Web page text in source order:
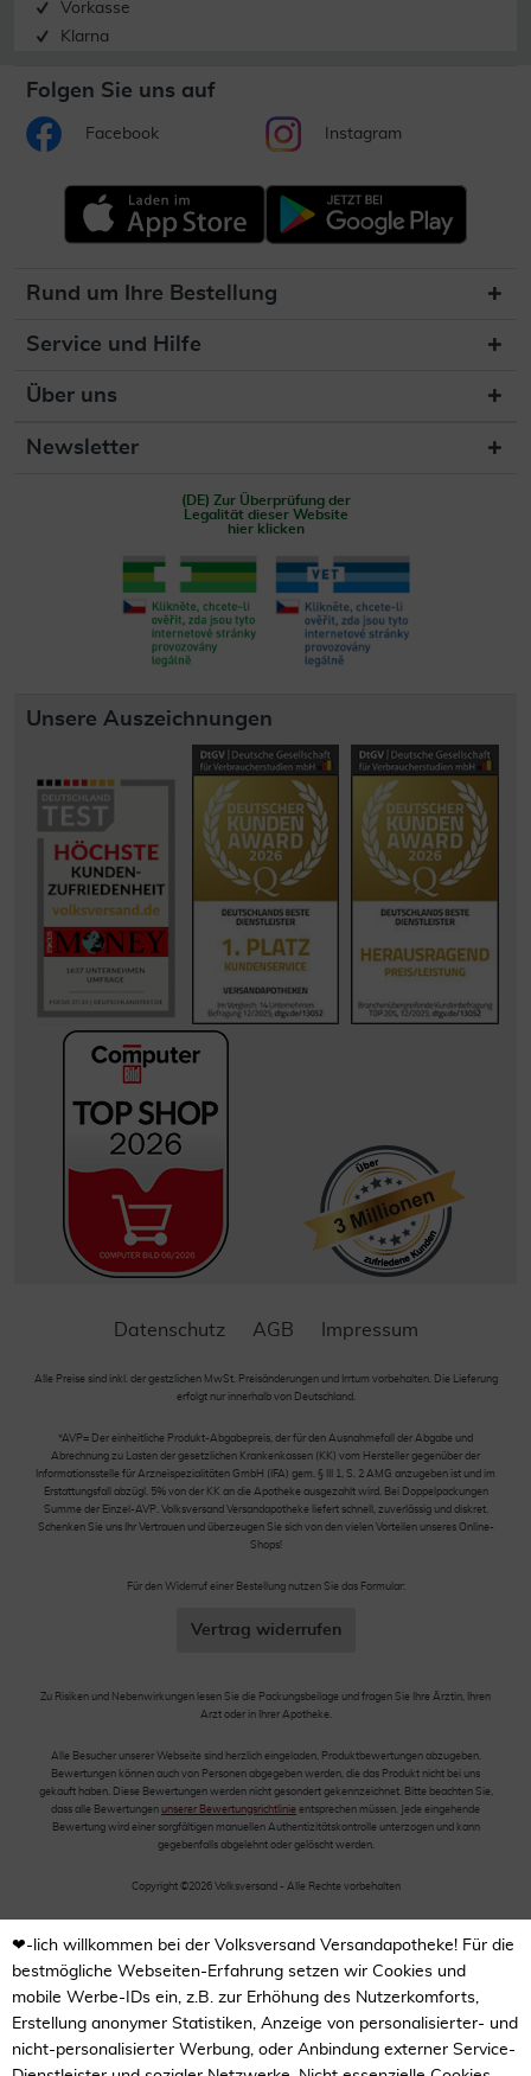
Vorkasse
Klarna
Folgen Sie uns auf
Facebook Instagram
Rund um Ihre Bestellung
Service und Hilfe
Über uns
Newsletter
(DE) Zur Überprüfung der
Legalität dieser Website
hier klicken
Unsere Auszeichnungen
Datenschutz AGB Impressum
Alle Preise sind inkl. der gestzlichen MwSt. Preisänderungen und Irrtum vorbehalten. Die Lieferung
erfolgt nur innerhalb von Deutschland.
*AVP= Der einheitliche Produkt-Abgabepreis, der für den Ausnahmefall der Abgabe und
Abrechnung zu Lasten der gesetzlichen Krankenkassen (KK) vom Hersteller gegenüber der
Informationsstelle für Arzneispezialitäten GmbH (IFA) gem. § III 1, S. 2 AMG anzugeben ist und im
Erstattungsfall abzügl. 5% von der KK an die Apotheke ausgezahlt wird. Bei Doppelpackungen
Summe der Einzel-AVP. Volksversand Versandapotheke liefert schnell, zuverlässig und diskret.
Schenken Sie uns Ihr Vertrauen und überzeugen Sie sich von den vielen Vorteilen unseres Online-
Shops!
Für den Widerruf einer Bestellung nutzen Sie das Formular:
Vertrag widerrufen
Zu Risiken und Nebenwirkungen lesen Sie die Packungsbeilage und fragen Sie Ihre Ärztin, Ihren
Arzt oder in Ihrer Apotheke.
Alle Besucher unserer Webseite sind herzlich eingeladen, Produktbewertungen abzugeben.
Bewertungen können auch von Personen abgegeben werden, die das Produkt nicht bei uns
gekauft haben. Diese Bewertungen werden nicht gesondert gekennzeichnet. Bitte beachten Sie,
dass alle Bewertungen unserer Bewertungsrichtlinie entsprechen müssen. Jede eingehende
Bewertung wird einer sorgfältigen manuellen Authentizitätskontrolle unterzogen und kann
gegebenfalls abgelehnt oder gelöscht werden.
Copyright ©2026 Volksversand - Alle Rechte vorbehalten
❤-lich willkommen bei der Volksversand Versandapotheke! Für die
bestmögliche Webseiten-Erfahrung setzen wir Cookies und
mobile Werbe-IDs ein, z.B. zur Erhöhung des Nutzerkomforts,
Erstellung anonymer Statistiken, Anzeige von personalisierter- und
nicht-personalisierter Werbung, oder Anbindung externer Service-